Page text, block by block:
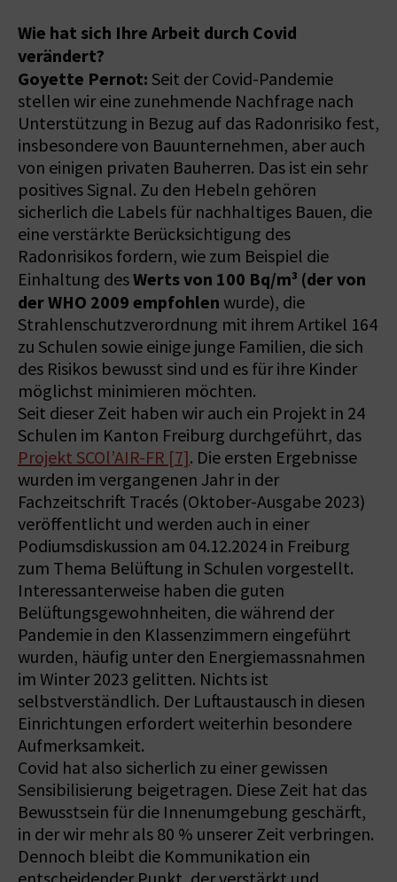
Wie hat sich Ihre Arbeit durch Covid
verändert?
Goyette Pernot: Seit der Covid-Pandemie
stellen wir eine zunehmende Nachfrage nach
Unterstützung in Bezug auf das Radonrisiko fest,
insbesondere von Bauunternehmen, aber auch
von einigen privaten Bauherren. Das ist ein sehr
positives Signal. Zu den Hebeln gehören
sicherlich die Labels für nachhaltiges Bauen, die
eine verstärkte Berücksichtigung des
Radonrisikos fordern, wie zum Beispiel die
Einhaltung desWerts von 100 Bq/m³ (der von
der WHO 2009 empfohlen wurde), die
Strahlenschutzverordnung mit ihrem Artikel 164
zu Schulen sowie einige junge Familien, die sich
des Risikos bewusst sind und es für ihre Kinder
möglichst minimieren möchten.
Seit dieser Zeit haben wir auch ein Projekt in 24
Schulen im Kanton Freiburg durchgeführt, das
Projekt SCOl’AIR-FR [7]. Die ersten Ergebnisse
wurden im vergangenen Jahr in der
Fachzeitschrift Tracés (Oktober-Ausgabe 2023)
veröffentlicht und werden auch in einer
Podiumsdiskussion am 04.12.2024 in Freiburg
zum Thema Belüftung in Schulen vorgestellt.
Interessanterweise haben die guten
Belüftungsgewohnheiten, die während der
Pandemie in den Klassenzimmern eingeführt
wurden, häufig unter den Energiemassnahmen
im Winter 2023 gelitten. Nichts ist
selbstverständlich. Der Luftaustausch in diesen
Einrichtungen erfordert weiterhin besondere
Aufmerksamkeit.
Covid hat also sicherlich zu einer gewissen
Sensibilisierung beigetragen. Diese Zeit hat das
Bewusstsein für die Innenumgebung geschärft,
in der wir mehr als 80 % unserer Zeit verbringen.
Dennoch bleibt die Kommunikation ein